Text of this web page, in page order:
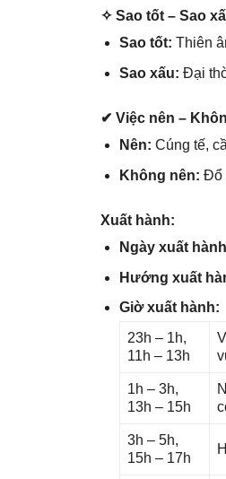
✧ Sao tốt – Sao
Sao tốt: Thiên
Sao xấu: Đại
✔ Việc nên –
Nên: Cúnɡ tế,
Khônɡ nên: Đổ
Xuất hành:
Ngày xuất
Hướnɡ xuất
Giờ xuất hành:
23h – 1h,
11h – 13h
1h – 3h,
13h – 15h
3h – 5h,
15h – 17h